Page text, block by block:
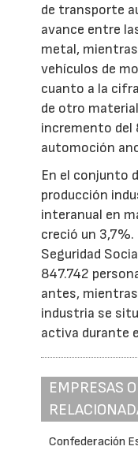
de transporte
avance entre
metal,
vehículos de
cuanto a la
de otro
incremento del
automoción
En el conjunto
producción
interanual en
creció un
Seguridad
847.742
antes, mientras
industria se
activa durante
EMPRESAS
Confederación